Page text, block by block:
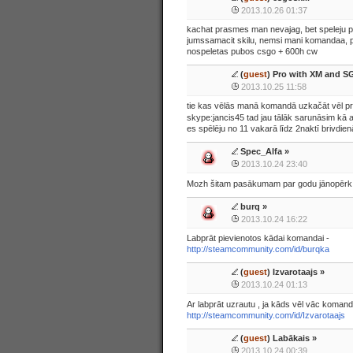
2013.10.26 01:37
kachat prasmes man nevajag, bet speleju
jumssamacit skilu, nemsi mani komandaa,
nospeletas pubos csgo + 600h cw
(guest) Pro with XM and
2013.10.25 11:58
tie kas vēlās manā komandā uzkačāt vēl
skype:jancis45 tad jau tālāk sarunāsim kā
es spēlēju no 11 vakarā līdz 2naktī
Spec_Alfa »
2013.10.24 23:40
Mozh šitam pasākumam par godu
burq »
2013.10.24 16:22
Labprāt pievienotos kādai komandai -
http://steamcommunity.com/id/burqka
(guest) Izvarotaajs »
2013.10.24 01:13
Ar labprāt uzrautu , ja kāds vēl vāc
http://steamcommunity.com/id/Izvarotaajs
(guest) Labākais »
2013.10.24 00:39